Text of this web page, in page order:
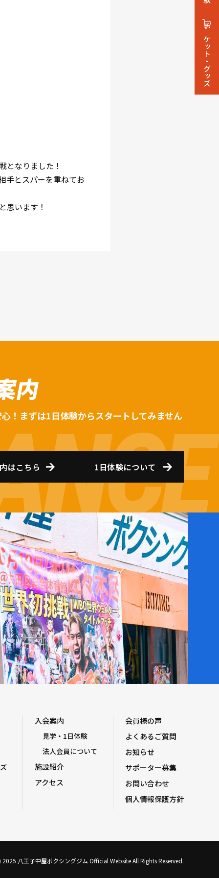
チケット・グッズ
となりました！
手とスパーを重ねてお
思います！
内
！まずは1日体験からスタートしてみません
はこちら 1日体験について
入会案内
見学・1日体験
法人会員について
施設紹介
アクセス
会員様の声
よくあるご質問
お知らせ
サポーター募集
お問い合わせ
個人情報保護方針
八王子中屋ボクシングジム Official Website All Rights Reserved.